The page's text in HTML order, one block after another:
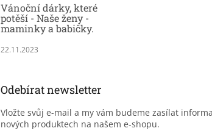
Vánoční dárky, které
potěší - Naše ženy -
maminky a babičky.
22.11.2023
Odebírat newsletter
Vložte svůj e-mail a my vám budeme zasílat
nových produktech na našem e-shopu.